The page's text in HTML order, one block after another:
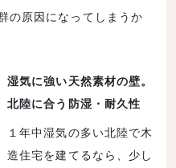
の原因になってしまうか
湿気に強い天然素材の壁。
北陸に合う防湿・耐久性
１年中湿気の多い北陸で木
造住宅を建てるなら、少し